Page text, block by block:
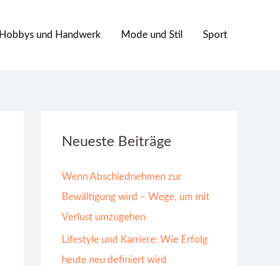
Hobbys und Handwerk Mode und Stil Sport
Neueste Beiträge
Wenn Abschiednehmen zur
Bewältigung wird – Wege, um mit
Verlust umzugehen
Lifestyle und Karriere: Wie Erfolg
heute neu definiert wird